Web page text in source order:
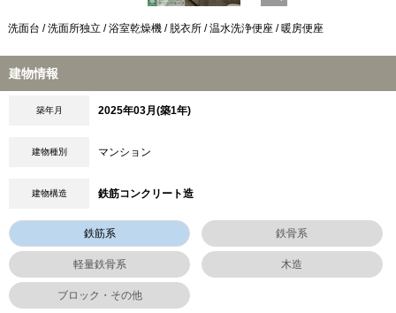
洗面台 / 洗面所独立 / 浴室乾燥機 / 脱衣所 / 温水洗浄便座 / 暖房便座
建物情報
築年月 2025年03月(築1年)
建物種別 マンション
建物構造 鉄筋コンクリート造
鉄筋系 鉄骨系
軽量鉄骨系 木造
ブロック・その他